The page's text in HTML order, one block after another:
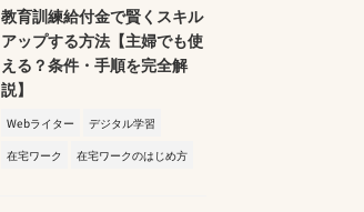
教育訓練給付金で賢くスキル
アップする方法【主婦でも使
える？条件・手順を完全解
説】
Webライター
デジタル学習
在宅ワーク
在宅ワークのはじめ方